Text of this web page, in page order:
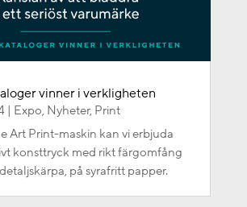
vinner i verkligheten
| Expo, Nyheter, Print
Art Print-maskin kan vi erbjuda
konsttryck med rikt färgomfång
på syrafritt papper.